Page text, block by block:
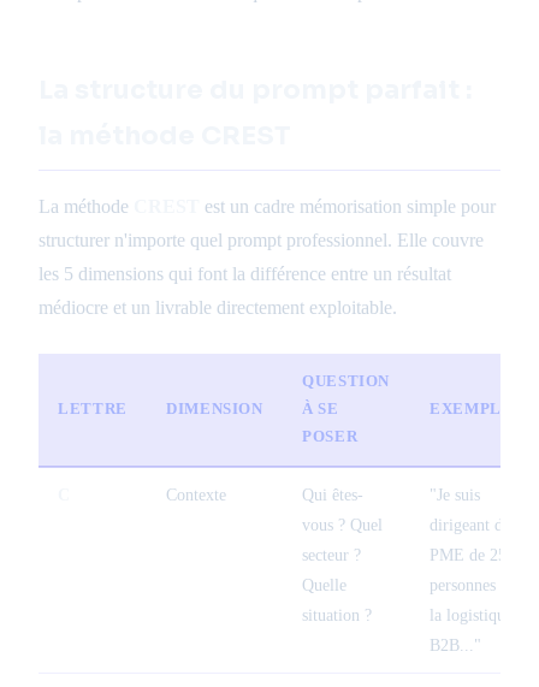
La méthode
est un cadre mémorisation simple pour
structurer n'importe quel prompt professionnel. Elle couvre
les 5 dimensions qui font la différence entre un résultat
médiocre et un livrable directement exploitable.
LETTRE DIMENSION
QUESTION
À SE
POSER
EXEMPLE
Contexte
Qui êtes-
vous ? Quel
secteur ?
Quelle
situation ?
"Je suis
dirigeant d'une
PME de 25
personnes dans
la logistique
B2B..."